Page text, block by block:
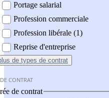
Portage salarial
Profession commerciale
Profession libérale (1)
Reprise d'entreprise
de types de contrat
CONTRAT
de contrat